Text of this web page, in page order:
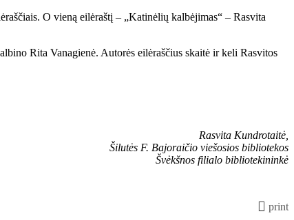
O vieną eilėraštį – „Katinėlių kalbėjimas“ – Rasvita
Rita Vanagienė. Autorės eilėraščius skaitė ir keli Rasvitos
Rasvita Kundrotaitė,
Šilutės F. Bajoraičio viešosios bibliotekos
Švėkšnos filialo bibliotekininkė
print